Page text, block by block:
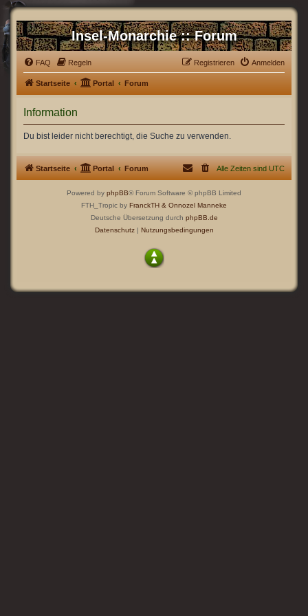
Insel-Monarchie :: Forum
FAQ Regeln Anmelden
Registrieren
Startseite Portal Forum
Information
Du bist leider nicht berechtigt, die Suche zu verwenden.
Startseite Portal Forum Alle Zeiten sind UTC
Powered by phpBB® Forum Software © phpBB Limited
FTH_Tropic by FranckTH & Onnozel Manneke
Deutsche Übersetzung durch phpBB.de
Datenschutz| Nutzungsbedingungen